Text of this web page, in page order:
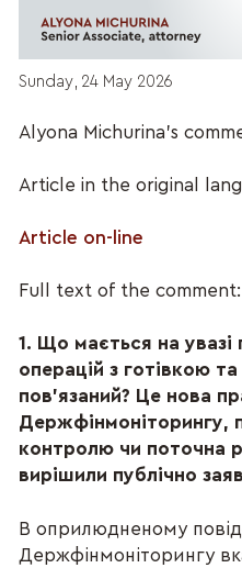
Sunday, 24 May 2026
Alyona Michurina's
Article in the original
Article on-line
Full text of the comment:
1. Що мається на увазі
операцій з готівкою
пов'язаний? Це нова
Держфінмоніторингу,
контролю чи поточна
вирішили публічно
В оприлюдненому
Держфінмоніторингу